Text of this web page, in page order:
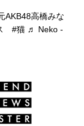
AKB48高橋みな
#猫 ♬ Neko -